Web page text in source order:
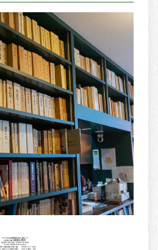
書籍紹介
BOOKS
古書買取
OLD BOOK PURCHASE
ANCIENT ART